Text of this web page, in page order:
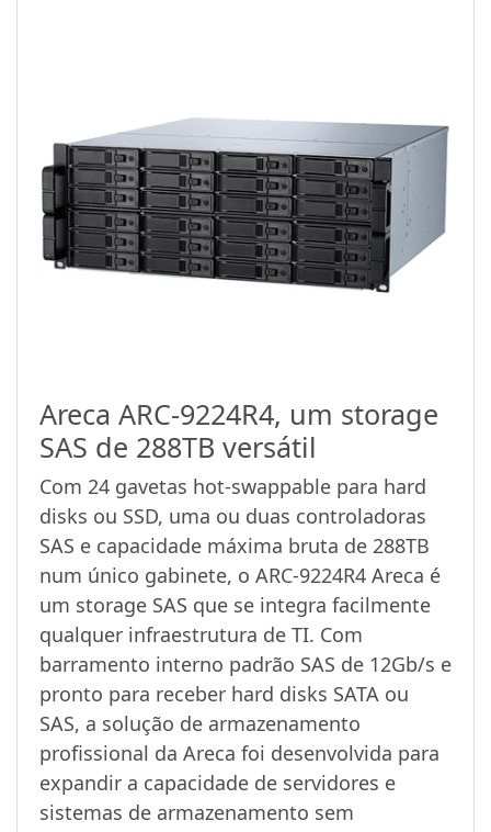
Areca ARC-9224R4, um storage
SAS de 288TB versátil
Com 24 gavetas hot-swappable para hard
disks ou SSD, uma ou duas controladoras
SAS e capacidade máxima bruta de 288TB
num único gabinete, o ARC-9224R4 Areca é
um storage SAS que se integra facilmente
qualquer infraestrutura de TI. Com
barramento interno padrão SAS de 12Gb/s e
pronto para receber hard disks SATA ou
SAS, a solução de armazenamento
profissional da Areca foi desenvolvida para
expandir a capacidade de servidores e
sistemas de armazenamento sem